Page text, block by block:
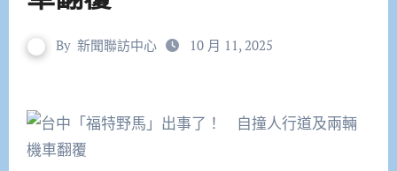
By 新聞聯訪中心 10 月 11, 2025